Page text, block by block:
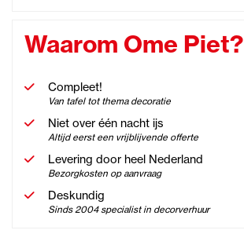
Waarom Ome Piet?
Compleet!
Van tafel tot thema decoratie
Niet over één nacht ijs
Altijd eerst een vrijblijvende offerte
Levering door heel Nederland
Bezorgkosten op aanvraag
Deskundig
Sinds 2004 specialist in decorverhuur